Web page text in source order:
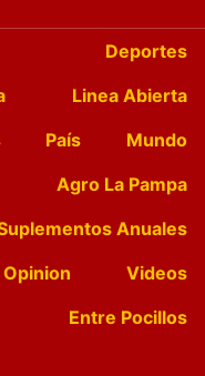
Deportes
Linea Abierta
País
Mundo
Agro La Pampa
Anuales
Opinion
Videos
Entre Pocillos